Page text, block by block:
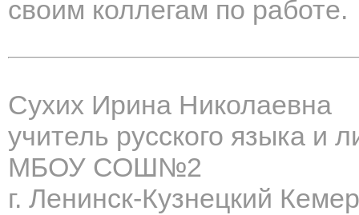
своим коллегам по работе.
Сухих Ирина Николаевна
учитель русского языка и
МБОУ СОШ№2
г. Ленинск-Кузнецкий